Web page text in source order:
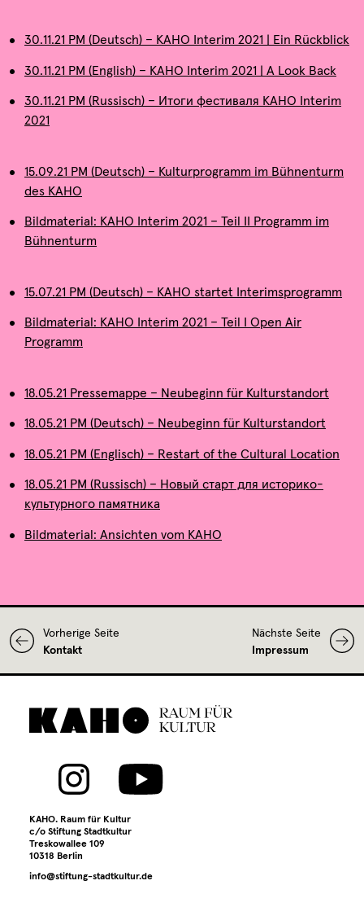
30.11.21 PM (Deutsch) – KAHO Interim 2021 | Ein Rückblick
30.11.21 PM (English) – KAHO Interim 2021 | A Look Back
30.11.21 PM (Russisch) – Итоги фестиваля KAHO Interim
2021
15.09.21 PM (Deutsch) – Kulturprogramm im Bühnenturm
des KAHO
Bildmaterial: KAHO Interim 2021 – Teil II Programm im
Bühnenturm
15.07.21 PM (Deutsch) – KAHO startet Interimsprogramm
Bildmaterial: KAHO Interim 2021 – Teil I Open Air
Programm
18.05.21 Pressemappe – Neubeginn für Kulturstandort
18.05.21 PM (Deutsch) – Neubeginn für Kulturstandort
18.05.21 PM (Englisch) – Restart of the Cultural Location
18.05.21 PM (Russisch) – Новый старт для историко-
культурного памятника
Bildmaterial: Ansichten vom KAHO
Vorherige Seite
Kontakt
Nächste Seite
Impressum
KAHO. Raum für Kultur
c/o Stiftung Stadtkultur
Treskowallee 109
10318 Berlin
info@stiftung-stadtkultur.de